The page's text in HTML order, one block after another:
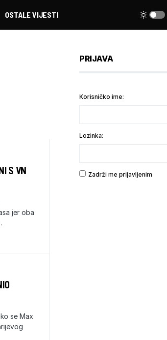
OSTALE VIJESTI
S VN
jer oba
se Max
PRIJAVA
Korisničko ime:
Lozinka:
Zadrži me prijavljenim